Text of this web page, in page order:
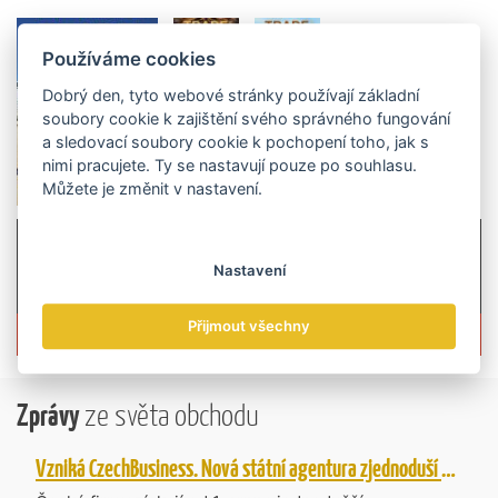
Více informací o časopisu »
Zprávyze světa obchodu
Vzniká CzechBusiness. Nová státní agentura zjednoduší podporu českých firem
Používáme cookies
Dobrý den, tyto webové stránky používají základní
soubory cookie k zajištění svého správného fungování
a sledovací soubory cookie k pochopení toho, jak s
nimi pracujete. Ty se nastavují pouze po souhlasu.
Můžete je změnit v nastavení.
Nastavení
Přijmout všechny